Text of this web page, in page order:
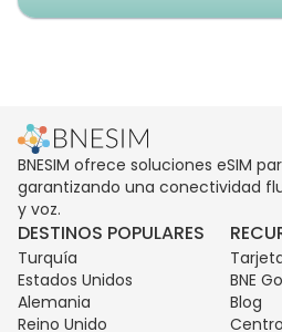
BNESIM ofrece soluciones eSIM
garantizando una conectividad
y voz.
DESTINOS POPULARES
Turquía
Estados Unidos
Alemania
Reino Unido
BNE
Blog